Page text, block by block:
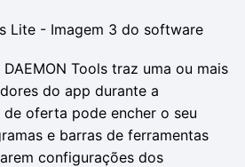
Tools traz uma ou mais
do app durante a
oferta pode encher o seu
e barras de ferramentas
configurações dos